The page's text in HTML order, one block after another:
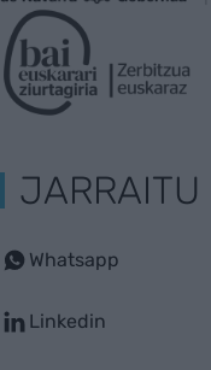
JARRAITU
Whatsapp
Linkedin